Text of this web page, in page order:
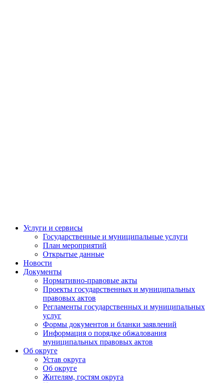
Услуги и сервисы
Государственные и муниципальные услуги
План мероприятий
Открытые данные
Новости
Документы
Нормативно-правовые акты
Проекты государственных и муниципальных
правовых актов
Регламенты государственных и муниципальных
услуг
Формы документов и бланки заявлений
Информация о порядке обжалования
муниципальных правовых актов
Об округе
Устав округа
Об округе
Жителям, гостям округа